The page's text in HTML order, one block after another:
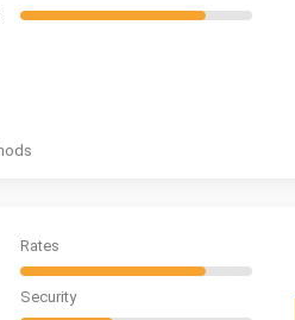
Rates
Security